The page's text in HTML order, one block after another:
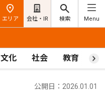
エリア 会社・IR 検索 Menu
文化 社会 教育 ス
公開日：2026.01.01